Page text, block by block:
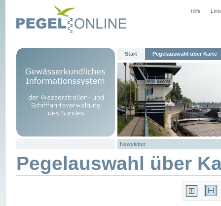
Hilfe
Start Pegelauswahl über Karte
Newsletter
Pegelauswahl über